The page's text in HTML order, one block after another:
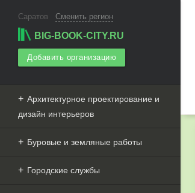
Саратов Сменить регион
BIG-BOOK-CITY.RU
Добавить организацию
Архитектурное проектирование и
дизайн интерьеров
Буровые и земляные работы
Городские службы